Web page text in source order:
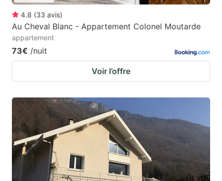
4.8 (33 avis)
Au Cheval Blanc - Appartement Colonel Moutarde
appartement
73€ /nuit
Voir l’offre